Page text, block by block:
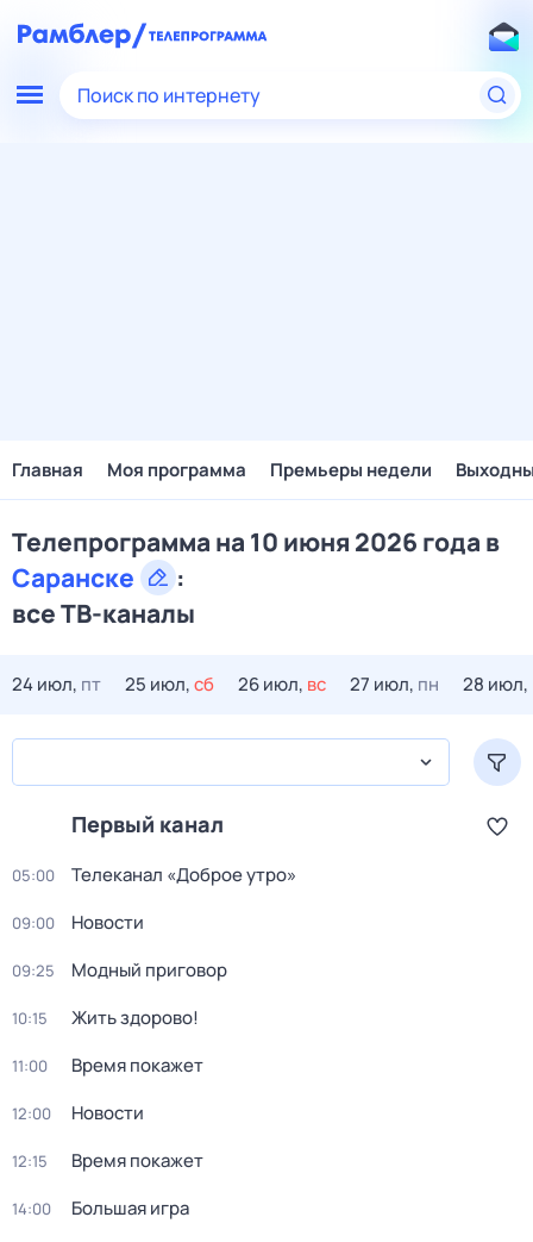
Поиск по интернету
Главная Моя программа Премьеры недели
Телепрограмма на 10 июня 2026 года в
Саранске
:
все ТВ-каналы
24 июл, пт 25 июл,сб 26 июл, вс 27 июл, пн 28 июл,
Первый канал
05:00 Телеканал «Доброе утро»
09:00 Новости
09:25 Модный приговор
10:15 Жить здорово!
11:00 Время покажет
12:00 Новости
12:15 Время покажет
14:00 Большая игра